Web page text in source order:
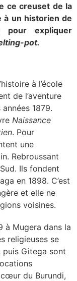
ce creuset de la
à un historien de
pour expliquer
pot.
à l’école
de l’aventure
1879.
Naissance
. Pour
une
Rebroussant
Ils fondent
en 1898. C’est
et elle ne
voisines.
à Mugera dans la
religieuses se
Gitega sont
du Burundi,